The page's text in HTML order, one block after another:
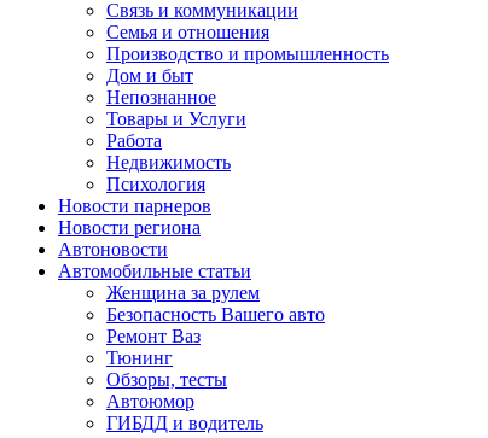
Связь и коммуникации
Семья и отношения
Производство и промышленность
Дом и быт
Непознанное
Товары и Услуги
Работа
Недвижимость
Психология
Новости парнеров
Новости региона
Автоновости
Автомобильные статьи
Женщина за рулем
Безопасность Вашего авто
Ремонт Ваз
Тюнинг
Обзоры, тесты
Автоюмор
ГИБДД и водитель